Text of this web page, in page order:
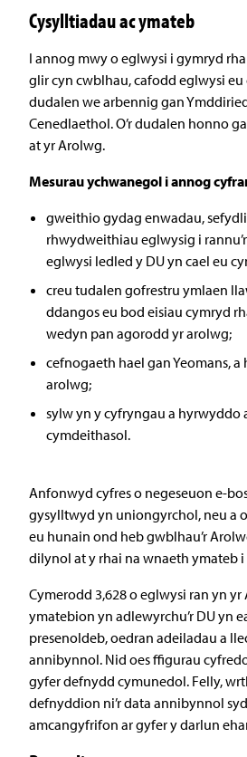
Cysylltiadau ac ymateb
I annog mwy o eglwysi i gymryd
glir cyn cwblhau, cafodd eglwysi
dudalen we arbennig gan
Cenedlaethol. O’r dudalen honno
at yr Arolwg.
Mesurau ychwanegol i annog
gweithio gydag enwadau,
rhwydweithiau eglwysig i
eglwysi ledled y DU yn cael eu
creu tudalen gofrestru ymlaen
ddangos eu bod eisiau cymryd
wedyn pan agorodd yr arolwg;
cefnogaeth hael gan Yeomans,
arolwg;
sylw yn y cyfryngau a hyrwyddo
cymdeithasol.
Anfonwyd cyfres o negeseuon e-
gysylltwyd yn uniongyrchol, neu a
eu hunain ond heb gwblhau’r
dilynol at y rhai na wnaeth ymateb
Cymerodd 3,628 o eglwysi ran yn yr
ymatebion yn adlewyrchu’r DU yn
presenoldeb, oedran adeiladau a
annibynnol. Nid oes ffigurau
gyfer defnydd cymunedol. Felly,
defnyddion ni’r data annibynnol
amcangyfrifon ar gyfer y darlun